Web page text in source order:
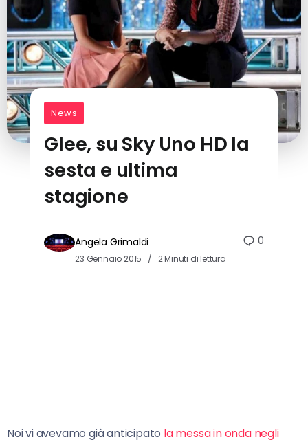
News
Glee, su Sky Uno HD la
sesta e ultima
stagione
Angela Grimaldi
23 Gennaio 2015 2 Minuti di lettura
0
Noi vi avevamo già anticipato la messa in onda negli